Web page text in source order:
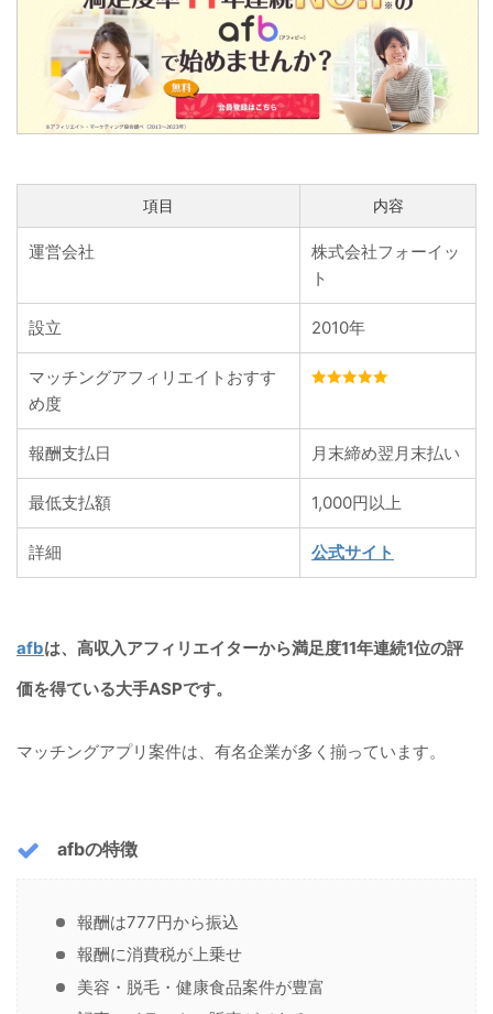
項目 内容
運営会社
株式会社フォーイッ
ト
設立 2010年
マッチングアフィリエイトおすす
め度
報酬支払日 月末締め翌月末払い
最低支払額 1,000円以上
詳細 公式サイト
afbは、高収入アフィリエイターから満足度11年連続1位の評
価を得ている大手ASPです。
マッチングアプリ案件は、有名企業が多く揃っています。
afbの特徴
報酬は777円から振込
報酬に消費税が上乗せ
美容・脱毛・健康食品案件が豊富